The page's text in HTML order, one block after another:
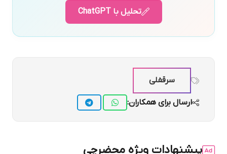
تحلیل با ChatGPT
سرقفلی
ارسال برای همکاران:
پیشنهادات ویژه محضرچی